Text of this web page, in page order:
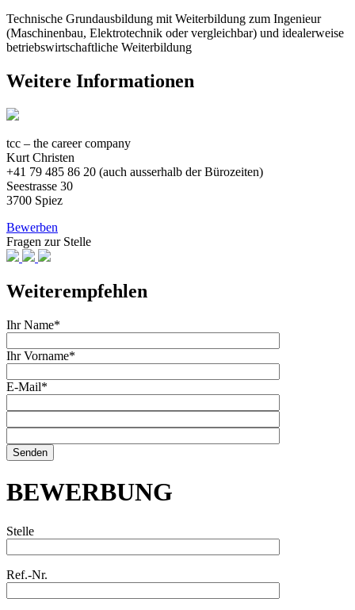
Technische Grundausbildung mit Weiterbildung zum Ingenieur
(Maschinenbau, Elektrotechnik oder vergleichbar) und idealerweise
betriebswirtschaftliche Weiterbildung
Weitere Informationen
tcc – the career company
Kurt Christen
+41 79 485 86 20 (auch ausserhalb der Bürozeiten)
Seestrasse 30
3700 Spiez
Bewerben
Fragen zur Stelle
Weiterempfehlen
Ihr Name*
Ihr Vorname*
E-Mail*
BEWERBUNG
Stelle
Ref.-Nr.